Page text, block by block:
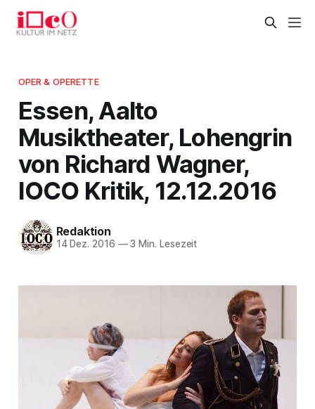
OPER & OPERETTE
Essen, Aalto
Musiktheater, Lohengrin
von Richard Wagner,
IOCO Kritik, 12.12.2016
Redaktion
14 Dez. 2016 —3 Min. Lesezeit